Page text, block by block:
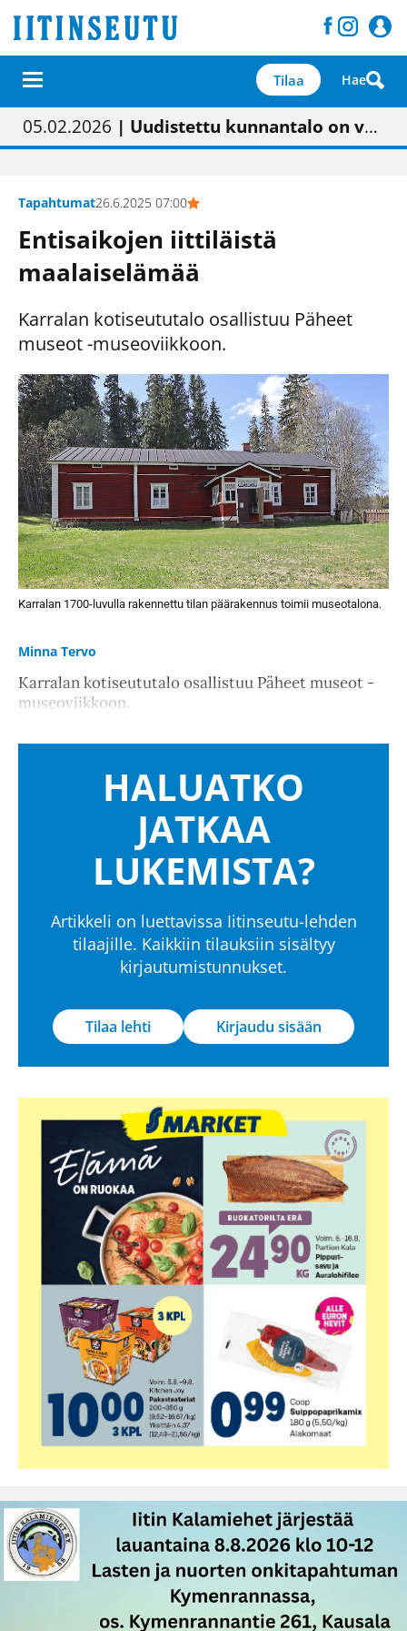
Tilaa Hae
01.02.2026 | Painon vaihtumisen pitäisi näkyä hieman parempana painojäljen laatuna lehdessä
05.02.2026 | Uudistettu kunnantalo on valoisa
23.04.2026 | “Olemme käynnistämässä uudelleen keskustavisiotyön”
09.05.2026| "Maalla on totuttu elämään omavaraisemmin kuin kaupungissa"
Tapahtumat26.6.2025 07:00
Entisaikojen iittiläistä
maalaiselämää
Karralan kotiseututalo osallistuu Päheet
museot -museoviikkoon.
Karralan 1700-luvulla rakennettu tilan päärakennus toimii museotalona.
Minna Tervo
Karralan kotiseututalo osallistuu Päheet museot -
museoviikkoon.
HALUATKO
JATKAA
LUKEMISTA?
Artikkeli on luettavissa Iitinseutu-lehden
tilaajille. Kaikkiin tilauksiin sisältyy
kirjautumistunnukset.
Tilaa lehti Kirjaudu sisään